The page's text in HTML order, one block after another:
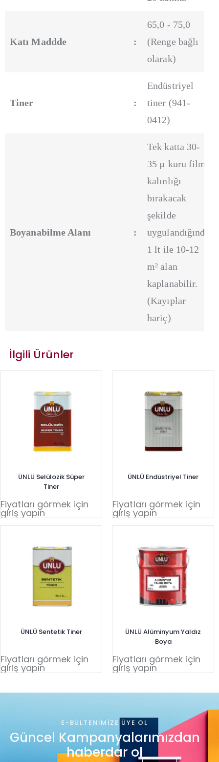
Katı Maddde :
65,0 - 75,0
(Renge bağlı
olarak)
Tiner :
Endüstriyel
tiner (941-
0412)
Boyanabilme Alanı :
Tek katta 30-
35 µ kuru film
kalınlığı
bırakacak
şekilde
uygulandığında
1 lt ile 10-12
m² alan
kaplanabilir.
(Kayıplar
hariç)
İlgili Ürünler
ÜNLÜ Selülozik Süper
Tiner
Fiyatları görmek için
giriş yapın
ÜNLÜ Endüstriyel Tiner
Fiyatları görmek için
giriş yapın
ÜNLÜ Sentetik Tiner
Fiyatları görmek için
giriş yapın
ÜNLÜ Alüminyum Yaldız
Boya
Fiyatları görmek için
giriş yapın
E-BÜLTENIMIZE ÜYE OL
Güncel Kampanyalarımızdan
haberdar ol